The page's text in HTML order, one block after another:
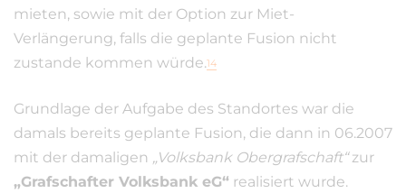
mieten, sowie mit der Option zur Miet-
Verlängerung, falls die geplante Fusion nicht
zustande kommen würde.14
Grundlage der Aufgabe des Standortes war die
damals bereits geplante Fusion, die dann in 06.2007
mit der damaligen „Volksbank Obergrafschaft“zur
„Grafschafter Volksbank eG“ realisiert wurde.